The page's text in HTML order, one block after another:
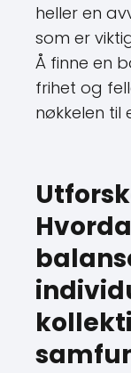
heller en
som er
Å finne en
frihet og
nøkkelen til